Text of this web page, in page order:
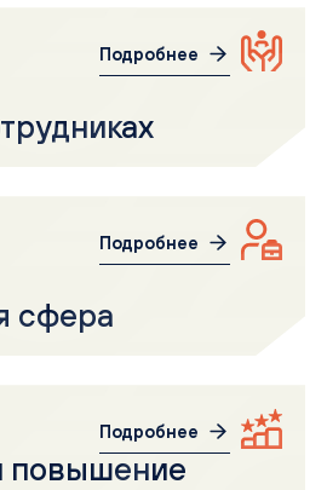
Подробнее
Подробнее
сфера
Подробнее
повышение